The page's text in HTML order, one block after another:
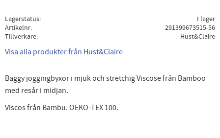
Lagerstatus
I lager
Artikelnr
291399673515-56
Tillverkare
Hust&Claire
Visa alla produkter från Hust&Claire
Baggy joggingbyxor i mjuk och stretchig Viscose från Bamboo
med resår i midjan.
Viscos från Bambu. OEKO-TEX 100.